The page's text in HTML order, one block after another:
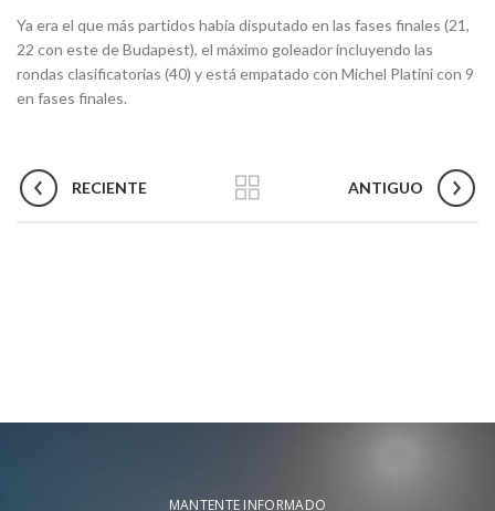
Ya era el que más partidos había disputado en las fases finales (21,
22 con este de Budapest), el máximo goleador incluyendo las
rondas clasificatorias (40) y está empatado con Michel Platini con 9
en fases finales.
RECIENTE ANTIGUO
MANTENTE INFORMADO